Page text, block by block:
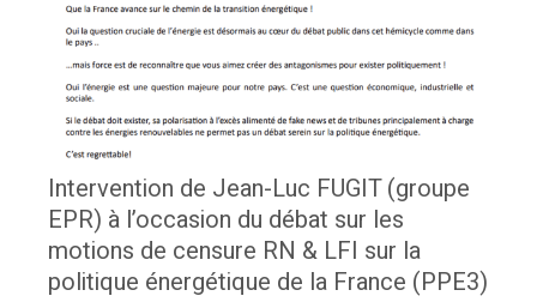
Intervention de Jean-Luc FUGIT (groupe
EPR) à l’occasion du débat sur les
motions de censure RN & LFI sur la
politique énergétique de la France (PPE3)